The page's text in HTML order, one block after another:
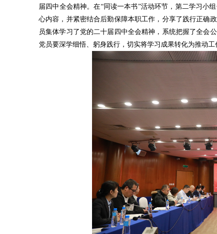
届四中全会精神。在“同读一本书”活动环节，第二学习小
心内容，并紧密结合后勤保障本职工作，分享了践行正确
员集体学习了党的二十届四中全会精神，系统把握了全会
党员要深学细悟、躬身践行，切实将学习成果转化为推动